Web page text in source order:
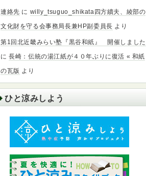
連絡先 に willy_tsuguo_shikata四方續夫、綾部の
文化財を守る会事務局長兼HP副委員長 より
第1回北近畿みらい塾『黒谷和紙』 開催しました
に長崎：伝統の湯江紙が４０年ぶりに復活 « 和紙
の瓦版 より
ひと涼みしよう